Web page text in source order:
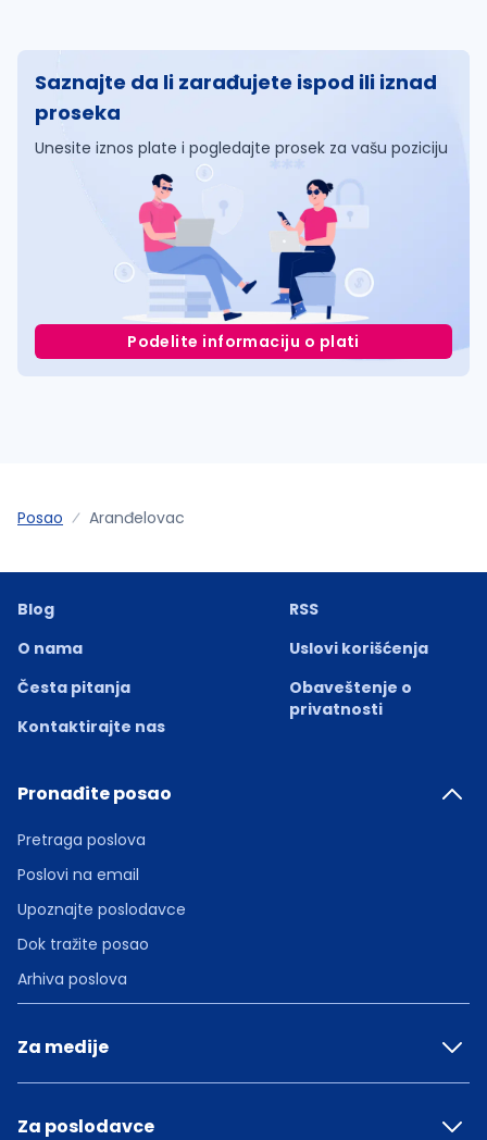
Saznajte da li zarađujete ispod ili iznad
proseka
Unesite iznos plate i pogledajte prosek za vašu poziciju
Podelite informaciju o plati
Posao Aranđelovac
Blog
O nama
Česta pitanja
Kontaktirajte nas
RSS
Uslovi korišćenja
Obaveštenje o
privatnosti
Pronađite posao
Pretraga poslova
Poslovi na email
Upoznajte poslodavce
Dok tražite posao
Arhiva poslova
Za medije
Za poslodavce